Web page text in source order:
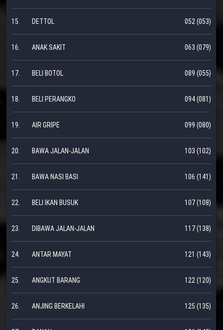
15. DETTOL 052 (053)
16. ANAK SAKIT 063 (079)
17. BELI BOTOL 089 (055)
18. BELI PERANGKO 094 (081)
19. AIR GRIPE 099 (080)
20. BAWA JALAN-JALAN 103 (102)
21. BAWA NASI BASI 106 (141)
22. BELI IKAN BUSUK 107 (108)
23. DIBAWA JALAN-JALAN 117 (138)
24. ANTAR MAYAT 121 (143)
25. ANGKUT BARANG 122 (120)
26. ANJING BERKELAHI 125 (135)